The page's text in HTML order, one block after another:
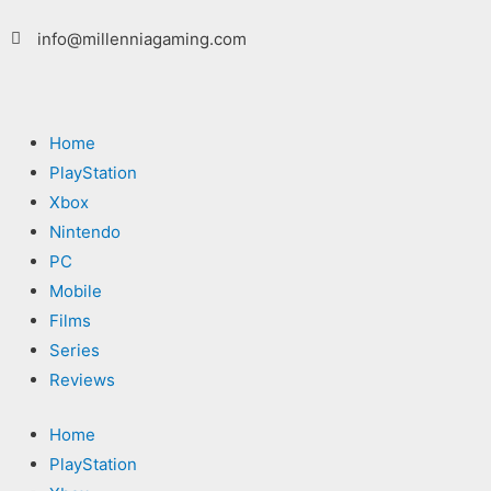
naar
info@millenniagaming.com
Home
PlayStation
Xbox
Nintendo
PC
Mobile
Films
Series
Reviews
Home
PlayStation